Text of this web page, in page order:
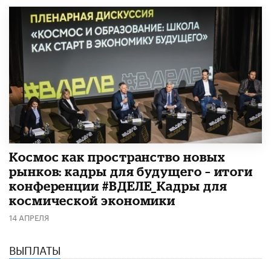
Космос как пространство новых
рынков: кадры для будущего – итоги
конференции #ВДЕЛЕ_Кадры для
космической экономики
14 АПРЕЛЯ
ВЫПЛАТЫ